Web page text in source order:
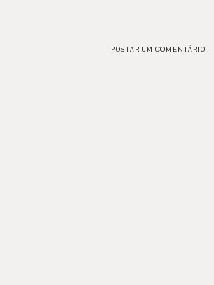
POSTAR UM COMENTÁRIO